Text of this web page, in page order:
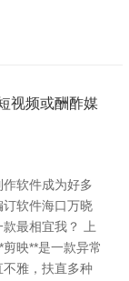
视频或酬酢媒
软件成为好多
软件海口万晓
最相宜我？ 上
映**是一款异常
雅，扶直多种